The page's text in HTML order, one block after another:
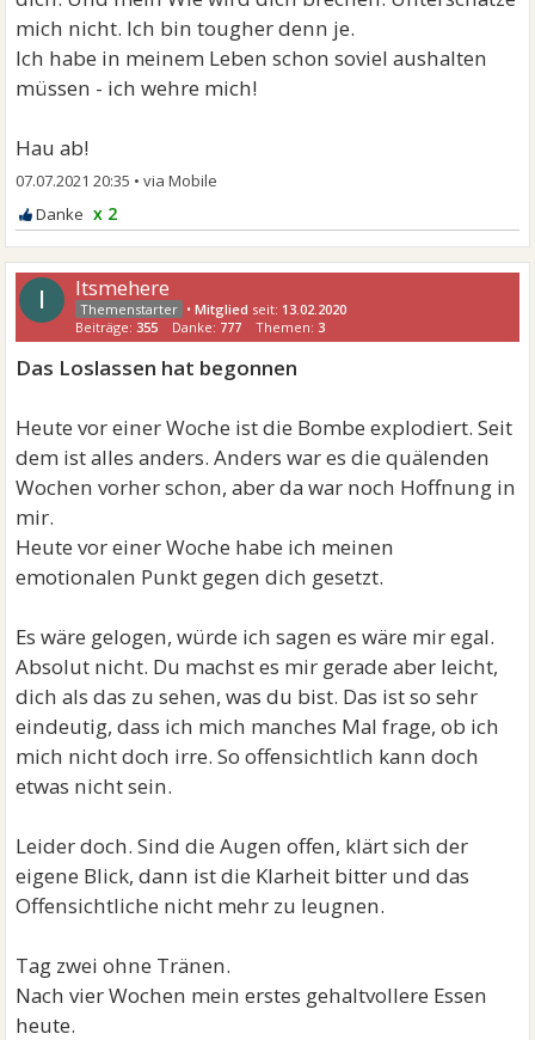
mich nicht. Ich bin tougher denn je.
Ich habe in meinem Leben schon soviel aushalten
müssen - ich wehre mich!
Hau ab!
07.07.2021 20:35 •
x 2
I Itsmehere
•Mitglied seit: 13.02.2020
Beiträge:355 Danke: 777 Themen:3
Das Loslassen hat begonnen
Heute vor einer Woche ist die Bombe explodiert. Seit
dem ist alles anders. Anders war es die quälenden
Wochen vorher schon, aber da war noch Hoffnung in
mir.
Heute vor einer Woche habe ich meinen
emotionalen Punkt gegen dich gesetzt.
Es wäre gelogen, würde ich sagen es wäre mir egal.
Absolut nicht. Du machst es mir gerade aber leicht,
dich als das zu sehen, was du bist. Das ist so sehr
eindeutig, dass ich mich manches Mal frage, ob ich
mich nicht doch irre. So offensichtlich kann doch
etwas nicht sein.
Leider doch. Sind die Augen offen, klärt sich der
eigene Blick, dann ist die Klarheit bitter und das
Offensichtliche nicht mehr zu leugnen.
Tag zwei ohne Tränen.
Nach vier Wochen mein erstes gehaltvollere Essen
heute.